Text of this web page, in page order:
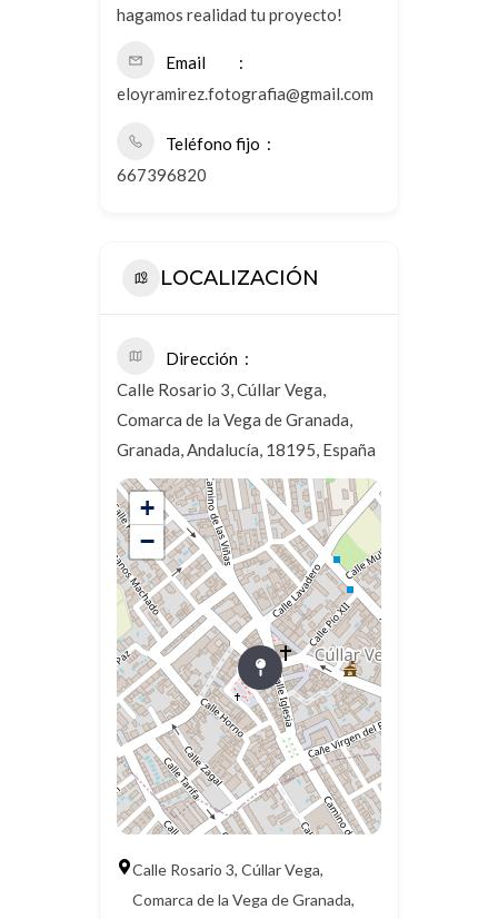
hagamos realidad tu proyecto!
Email
eloyramirez.fotografia@gmail.com
Teléfono fijo
667396820
LOCALIZACIÓN
Dirección
Calle Rosario 3, Cúllar Vega,
Comarca de la Vega de Granada,
Granada, Andalucía, 18195, España
+
−
Calle Rosario 3, Cúllar Vega,
Comarca de la Vega de Granada,